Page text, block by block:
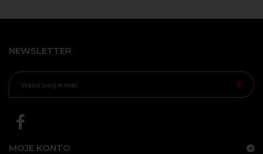
NEWSLETTER
MOJE KONTO